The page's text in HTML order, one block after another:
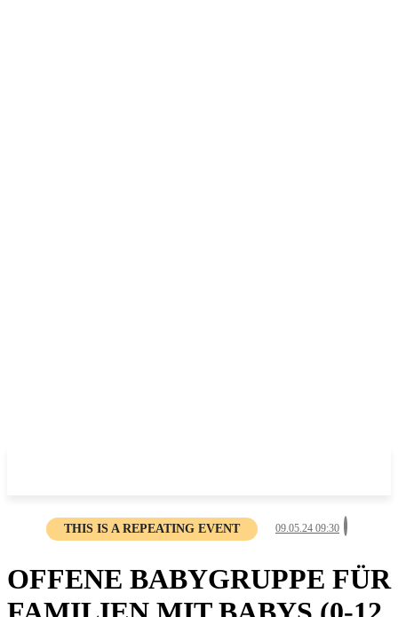
THIS IS A REPEATING EVENT 09.05.24 09:30
OFFENE BABYGRUPPE FÜR